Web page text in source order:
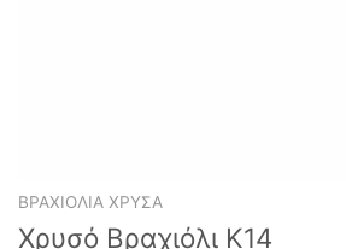
ΒΡΑΧΙΌΛΙΑ ΧΡΥΣΆ
Χρυσό Βραχιόλι Κ14